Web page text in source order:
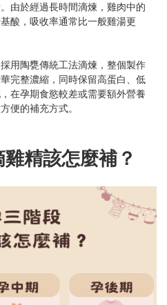
由於經過長時間滴煉，雞肉中的
酸，吸收率通常比一般雞湯更
採用陶甕傳統工法滴煉，整個製作
完整濃縮，同時保留高蛋白、低
在孕期食慾較差或需要額外營養
便的補充方式。
精該怎麼補？